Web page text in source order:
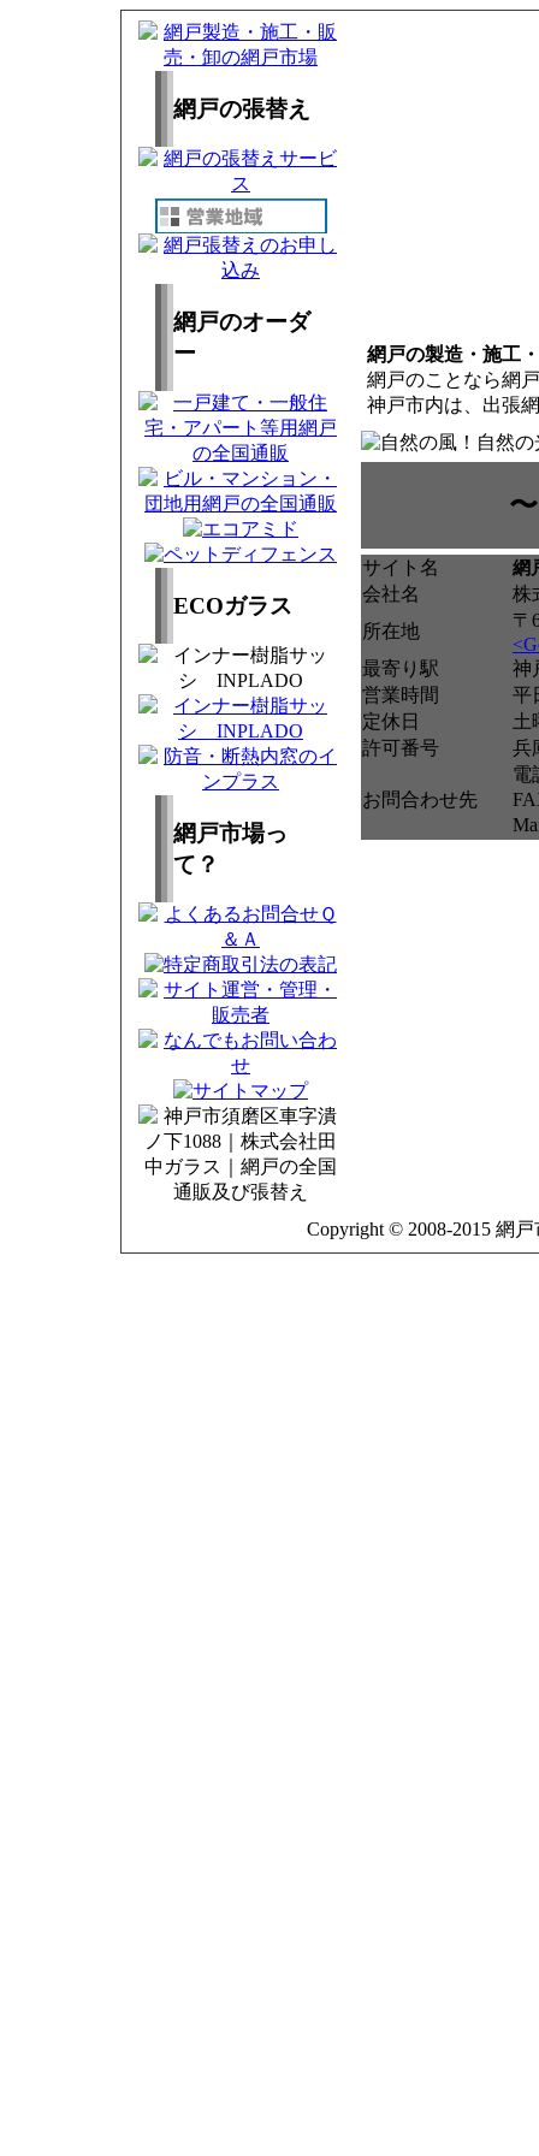
網戸の張替え
網戸のオーダ
ー
ECOガラス
網戸市場っ
て？
網戸の製造・施工
網戸のことなら網
神戸市内は、出張
サイト名 網
会社名
株
所在地
〒
最寄り駅
神
営業時間
平
定休日
土
許可番号
兵
お問合わせ先
電
Copyright © 2008-2015 網